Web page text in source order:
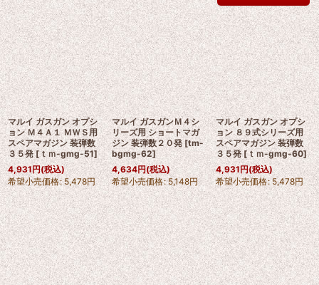
マルイ ガスガン オプシ
ョン Ｍ４Ａ１ ＭＷＳ用
スペアマガジン 装弾数
３５発 [ｔｍ-gmg-51]
4,931円(税込)
希望小売価格: 5,478円
マルイ ガスガンＭ４シ
リーズ用 ショートマガ
ジン 装弾数２０発 [tm-
bgmg-62]
4,634円(税込)
希望小売価格: 5,148円
マルイ ガスガン オプシ
ョン ８９式シリーズ用
スペアマガジン 装弾数
３５発 [ｔｍ-gmg-60]
4,931円(税込)
希望小売価格: 5,478円